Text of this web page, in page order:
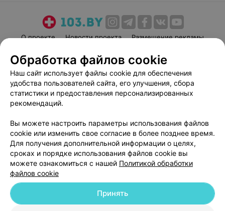
О проекте Новости проекта
Размещение рекламы
Пользовательское соглашение
Способы оплаты
Вакансии
Партнеры
Написать руководителю 103.by
Персональные настройки cookie
Обработка персональных данных
© 2026 ООО «Артокс Лаб», УНП 191700409| 220012, Республика Беларусь,
Обработка файлов cookie
Наш сайт использует файлы cookie для обеспечения
удобства пользователей сайта, его улучшения, сбора
статистики и предоставления персонализированных
рекомендаций.
Вы можете настроить параметры использования файлов
cookie или изменить свое согласие в более позднее время.
Для получения дополнительной информации о целях,
сроках и порядке использования файлов cookie вы
можете ознакомиться с нашей Политикой обработки
файлов cookie
Принять